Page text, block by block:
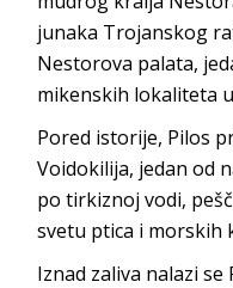
junaka Trojanskog
Nestorova palata,
mikenskih lokaliteta
Pored istorije, Pilos
Voidokilija, jedan od
po tirkiznoj vodi,
svetu ptica i morskih
Iznad zaliva nalazi